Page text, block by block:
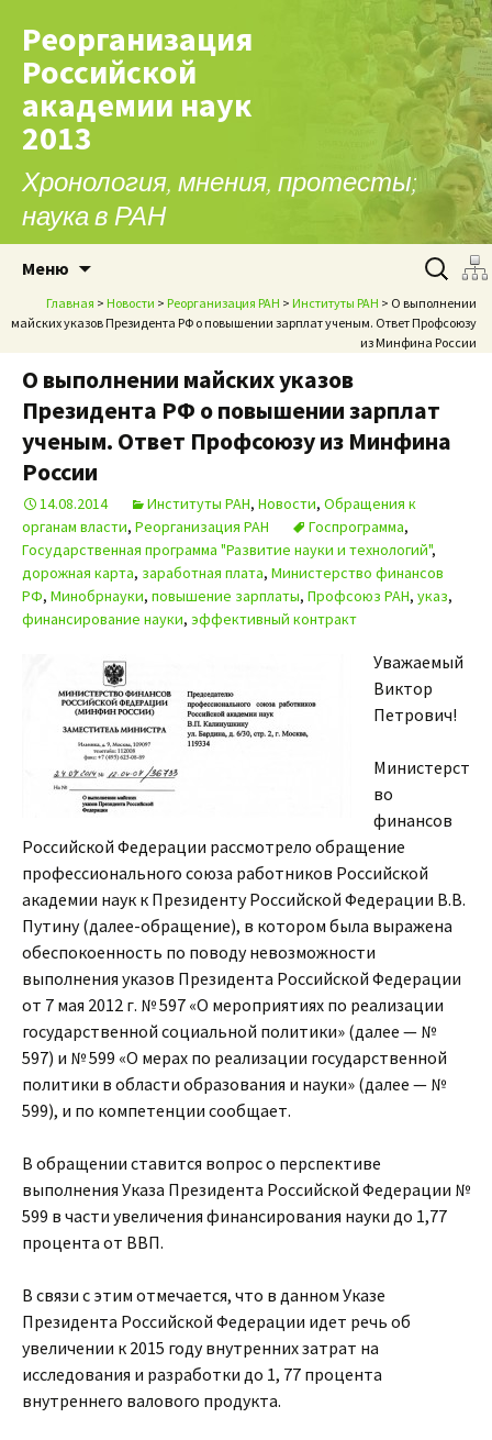
Реорганизация
Российской
академии наук
2013
Хронология, мнения, протесты;
наука в РАН
Меню Найти:
Главная > Новости > Реорганизация РАН > Институты РАН > О выполнении
майских указов Президента РФ о повышении зарплат ученым. Ответ Профсоюзу
из Минфина России
О выполнении майских указов
Президента РФ о повышении зарплат
ученым. Ответ Профсоюзу из Минфина
России
14.08.2014 Институты РАН, Новости, Обращения к
органам власти, Реорганизация РАН Госпрограмма,
Государственная программа "Развитие науки и технологий",
дорожная карта, заработная плата, Министерство финансов
РФ, Минобрнауки, повышение зарплаты, Профсоюз РАН, указ,
финансирование науки, эффективный контракт
Уважаемый
Виктор
Петрович!
Министерст
во
финансов
Российской Федерации рассмотрело обращение
профессионального союза работников Российской
академии наук к Президенту Российской Федерации В.В.
Путину (далее-обращение), в котором была выражена
обеспокоенность по поводу невозможности
выполнения указов Президента Российской Федерации
от 7 мая 2012 г. № 597 «О мероприятиях по реализации
государственной социальной политики» (далее — №
597) и № 599 «О мерах по реализации государственной
политики в области образования и науки» (далее — №
599), и по компетенции сообщает.
В обращении ставится вопрос о перспективе
выполнения Указа Президента Российской Федерации №
599 в части увеличения финансирования науки до 1,77
процента от ВВП.
В связи с этим отмечается, что в данном Указе
Президента Российской Федерации идет речь об
увеличении к 2015 году внутренних затрат на
исследования и разработки до 1, 77 процента
внутреннего валового продукта.